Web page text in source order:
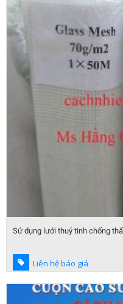
Sử dụng lưới thuỷ tinh chống
Liên hệ báo giá